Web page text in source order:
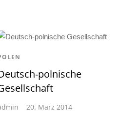
polnische
20. März 2014